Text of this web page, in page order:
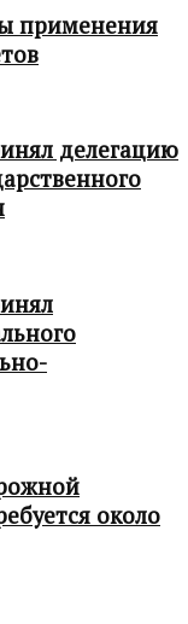
применения
делегацию
около